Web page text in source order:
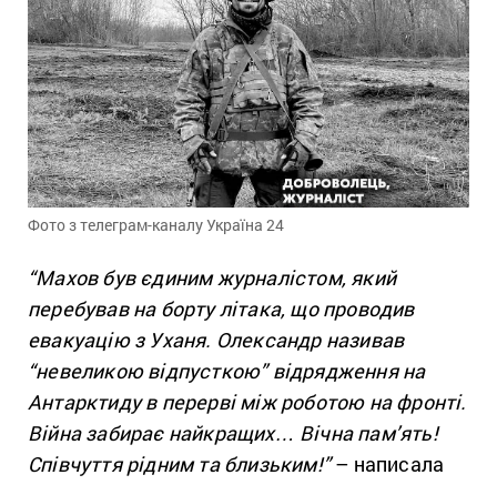
Фото з телеграм-каналу Україна 24
“Махов був єдиним журналістом, який
перебував на борту літака, що проводив
евакуацію з Уханя. Олександр називав
“невеликою відпусткою” відрядження на
Антарктиду в перерві між роботою на фронті.
Війна забирає найкращих… Вічна пам’ять!
Співчуття рідним та близьким!”– написала